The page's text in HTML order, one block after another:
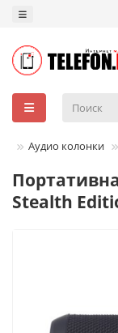
Аудио колонки
Stealth